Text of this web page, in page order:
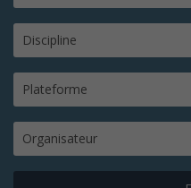
Discipline
Plateforme
Organisateur